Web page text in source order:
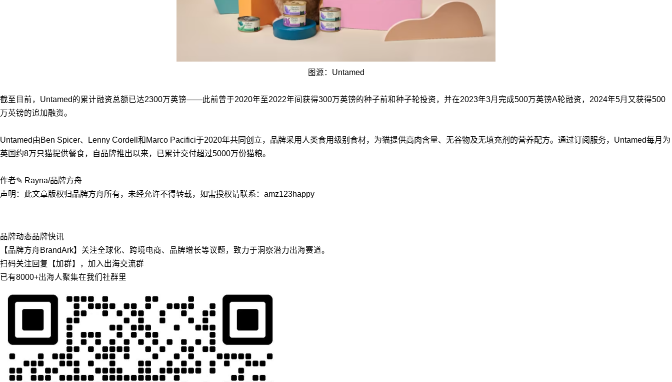
图源：Untamed
截至目前，Untamed的累计融资总额已达2300万英镑——此前曾于2020年至2022年间获得300万英镑的种子前和种子轮投资，并在2023年3月完成500万英镑A轮融资，2024年5月又获得500
万英镑的追加融资。
Untamed由Ben Spicer、Lenny Cordell和Marco Pacifici于2020年共同创立，品牌采用人类食用级别食材，为猫提供高肉含量、无谷物及无填充剂的营养配方。通过订阅服务，Untamed每月为
英国约8万只猫提供餐食，自品牌推出以来，已累计交付超过5000万份猫粮。
作者✎ Rayna/品牌方舟
声明：此文章版权归品牌方舟所有，未经允许不得转载，如需授权请联系：amz123happy
品牌动态品牌快讯
【品牌方舟BrandArk】关注全球化、跨境电商、品牌增长等议题，致力于洞察潜力出海赛道。
扫码关注回复【加群】，加入出海交流群
已有8000+出海人聚集在我们社群里